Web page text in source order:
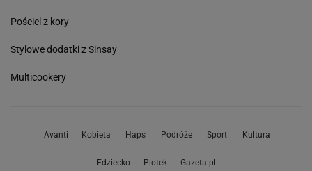
Pościel z kory
Stylowe dodatki z Sinsay
Multicookery
Avanti Kobieta Haps Podróże Sport Kultura
Edziecko Plotek Gazeta.pl